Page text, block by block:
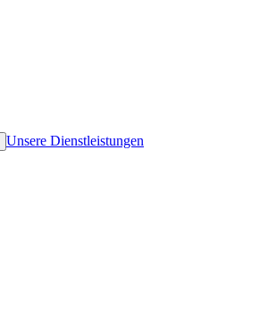
Unsere Dienstleistungen